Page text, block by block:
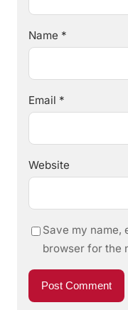
Name *
Email *
Website
Save my name,
browser for the